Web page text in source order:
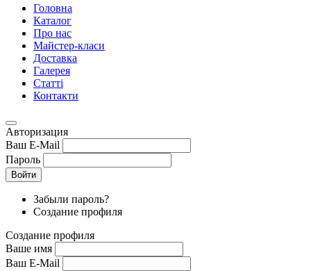
Головна
Каталог
Про нас
Майстер-класи
Доставка
Галерея
Статтi
Контакти
Авторизация
Ваш E-Mail
Пароль
Войти
Забыли пароль?
Создание профиля
Создание профиля
Ваше имя
Ваш E-Mail